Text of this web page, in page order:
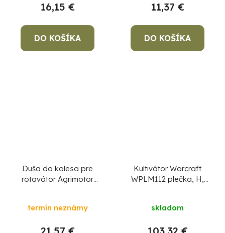
16,15 €
DO KOŠÍKA
11,37 €
DO KOŠÍKA
Duša do kolesa pre
rotavátor Agrimotor
termín neznámy
Kultivátor Worcraft
WPLM112 plečka, H,
skladom